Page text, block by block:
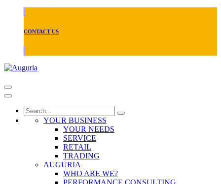
CONTACT US
YOUR BUSINESS
YOUR NEEDS
SERVICE
RETAIL
TRADING
AUGURIA
WHO ARE WE?